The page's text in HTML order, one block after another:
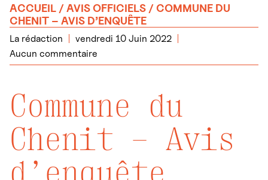
ACCUEIL /AVIS OFFICIELS / COMMUNE DU
CHENIT – AVIS D’ENQUÊTE
La rédaction
vendredi 10 Juin 2022
Aucun commentaire
Commune du
Chenit – Avis